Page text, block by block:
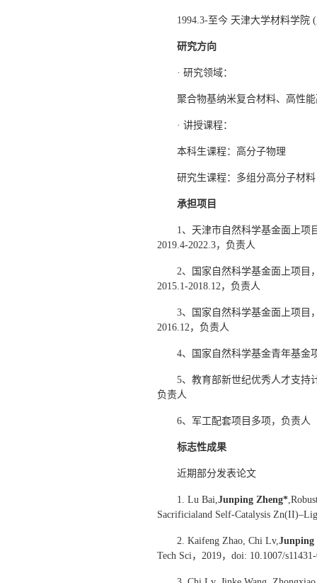
1994.3-至今 天津大学材料学院
研究方向
· 研究领域：
聚合物基纳米复合材料、高性
· 讲授课程：
本科生课程：高分子物理
研究生课程：多组分高分子材
承担项目
1、天津市自然科学基金面上项
2019.4-2022.3，负责人
2、国家自然科学基金面上项目
2015.1-2018.12，负责人
3、国家自然科学基金面上项目
2016.12，负责人
4、国家自然科学基金青年基金
5、教育部新世纪优秀人才支持
负责人
6、军工配套项目多项，负责人
标志性成果
近期部分发表论文
1. Lu Bai,Junping Zheng*
Sacrificialand Self-Catalysis
2. Kaifeng Zhao, Chi Lv,Junping
Tech Sci，2019，doi: 10.1007/